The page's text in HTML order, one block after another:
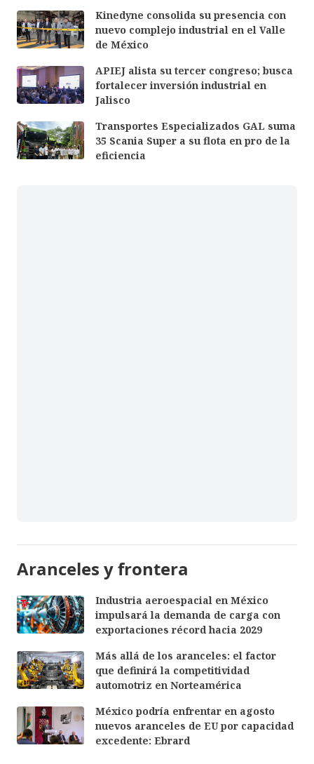
Kinedyne consolida su presencia con
nuevo complejo industrial en el Valle
de México
APIEJ alista su tercer congreso; busca
fortalecer inversión industrial en
Jalisco
Transportes Especializados GAL suma
35 Scania Super a su flota en pro de la
eficiencia
Aranceles y frontera
Industria aeroespacial en México
impulsará la demanda de carga con
exportaciones récord hacia 2029
Más allá de los aranceles: el factor
que definirá la competitividad
automotriz en Norteamérica
México podría enfrentar en agosto
nuevos aranceles de EU por capacidad
excedente: Ebrard